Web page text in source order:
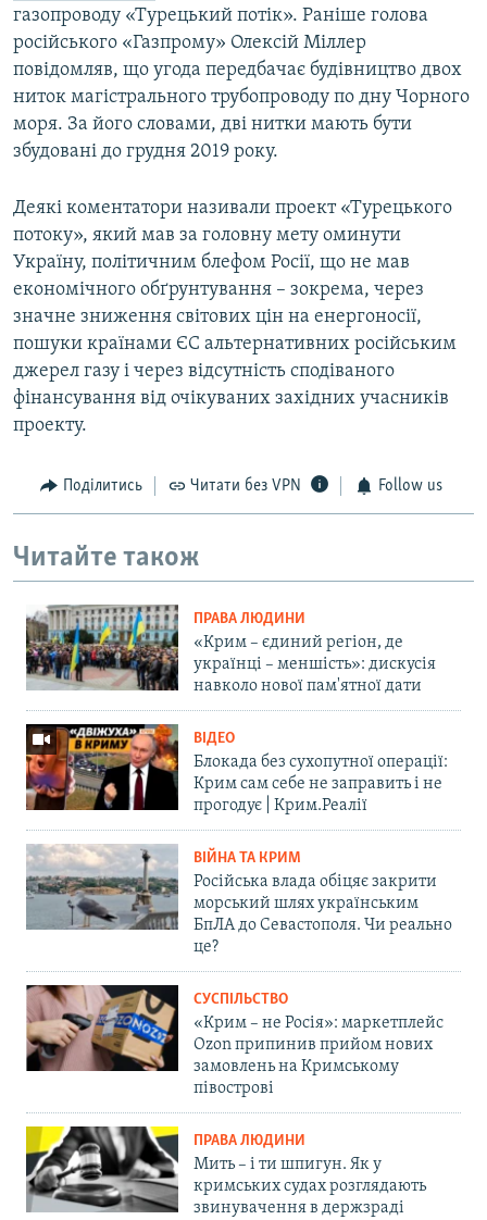
газопроводу «Турецький потік». Раніше голова
російського «Газпрому» Олексій Міллер
повідомляв, що угода передбачає будівництво двох
ниток магістрального трубопроводу по дну Чорного
моря. За його словами, дві нитки мають бути
збудовані до грудня 2019 року.
Деякі коментатори називали проект «Турецького
потоку», який мав за головну мету оминути
Україну, політичним блефом Росії, що не мав
економічного обґрунтування – зокрема, через
значне зниження світових цін на енергоносії,
пошуки країнами ЄС альтернативних російським
джерел газу і через відсутність сподіваного
фінансування від очікуваних західних учасників
проекту.
Поділитись Читати без VPN Follow us
Читайте також
ПРАВА ЛЮДИНИ
«Крим – єдиний регіон, де
українці – меншість»: дискусія
навколо нової пам'ятної дати
ВІДЕО
Блокада без сухопутної операції:
Крим сам себе не заправить і не
прогодує | Крим.Реалії
ВІЙНА ТА КРИМ
Російська влада обіцяє закрити
морський шлях українським
БпЛА до Севастополя. Чи реально
це?
СУСПІЛЬСТВО
«Крим – не Росія»: маркетплейс
Ozon припинив прийом нових
замовлень на Кримському
півострові
ПРАВА ЛЮДИНИ
Мить – і ти шпигун. Як у
кримських судах розглядають
звинувачення в держзраді